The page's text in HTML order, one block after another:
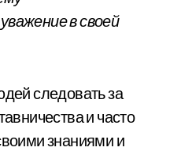
в своей
следовать за
и часто
знаниями и